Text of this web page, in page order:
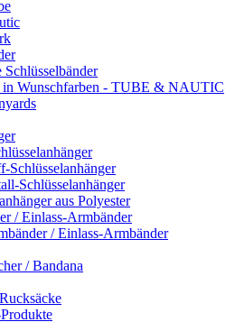
Schlüsselbänder
in Wunschfarben - TUBE & NAUTIC
Schlüsselanhänger
Schlüsselanhänger
aus Polyester
/ Einlass-Armbänder
/ Einlass-Armbänder
/ Bandana